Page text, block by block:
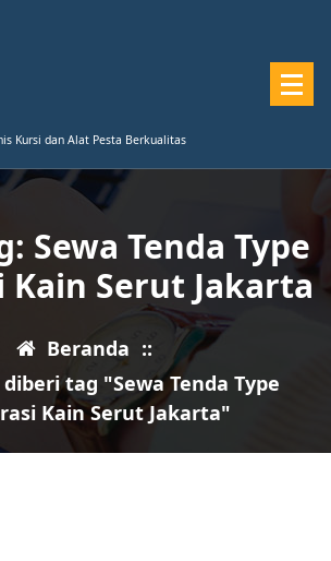
Kursi dan Alat Pesta Berkualitas
Sewa Tenda Type
Kain Serut Jakarta
Beranda ::
tag "Sewa Tenda Type
Kain Serut Jakarta"